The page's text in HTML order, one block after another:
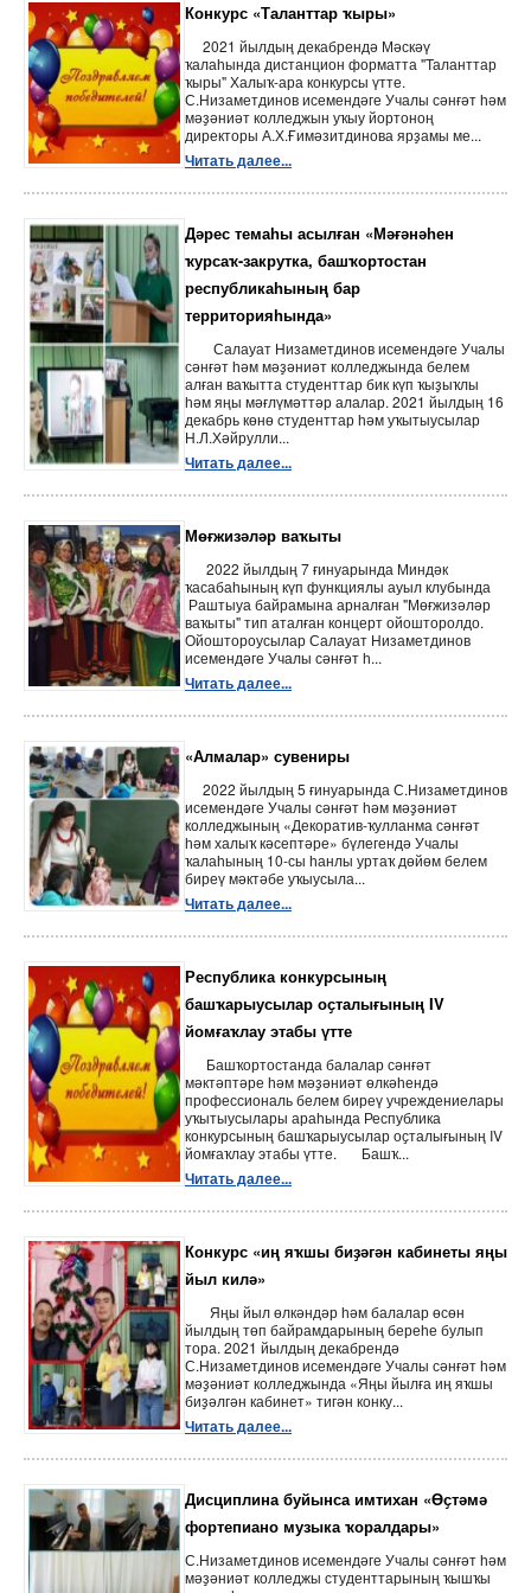
Конкурс «Таланттар ҡыры»
2021 йылдың декабрендә Мәскәү
ҡалаһында дистанцион форматта "Таланттар
ҡыры" Халыҡ-ара конкурсы үтте.
С.Низаметдинов исемендәге Учалы сәнғәт һәм
мәҙәниәт колледжын уҡыу йортоноң
директоры А.Х.Ғимәзитдинова ярҙамы ме...
Читать далее...
Дәрес темаһы асылған «Мәғәнәһен
ҡурсаҡ-закрутка, башҡортостан
республикаһының бар
территорияһында»
Салауат Низаметдинов исемендәге Учалы
сәнғәт һәм мәҙәниәт колледжында белем
алған ваҡытта студенттар бик күп ҡыҙыҡлы
һәм яңы мәғлүмәттәр алалар. 2021 йылдың 16
декабрь көнө студенттар һәм уҡытыусылар
Н.Л.Хәйрулли...
Читать далее...
Мөғжизәләр ваҡыты
2022 йылдың 7 ғинуарында Миндәк
ҡасабаһының күп функциялы ауыл клубында
Раштыуа байрамына арналған "Мөғжизәләр
ваҡыты" тип аталған концерт ойошторолдо.
Ойоштороусылар Салауат Низаметдинов
исемендәге Учалы сәнғәт һ...
Читать далее...
«Алмалар» сувениры
2022 йылдың 5 ғинуарында С.Низаметдинов
исемендәге Учалы сәнғәт һәм мәҙәниәт
колледжының «Декоратив-ҡулланма сәнғәт
һәм халыҡ кәсептәре» бүлегендә Учалы
ҡалаһының 10-сы һанлы уртаҡ дөйөм белем
биреү мәктәбе уҡыусыла...
Читать далее...
Республика конкурсының
башҡарыусылар оҫталығының IV
йомғаҡлау этабы үтте
Башҡортостанда балалар сәнғәт
мәктәптәре һәм мәҙәниәт өлкәһендә
профессиональ белем биреү учреждениелары
уҡытыусылары араһында Республика
конкурсының башҡарыусылар оҫталығының IV
йомғаҡлау этабы үтте. Башҡ...
Читать далее...
Конкурс «иң яҡшы биҙәгән кабинеты яңы
йыл килә»
Яңы йыл өлкәндәр һәм балалар өсөн
йылдың төп байрамдарының береһе булып
тора. 2021 йылдың декабрендә
С.Низаметдинов исемендәге Учалы сәнғәт һәм
мәҙәниәт колледжында «Яңы йылға иң яҡшы
биҙәлгән кабинет» тигән конку...
Читать далее...
Дисциплина буйынса имтихан «Өҫтәмә
фортепиано музыка ҡоралдары»
С.Низаметдинов исемендәге Учалы сәнғәт һәм
мәҙәниәт колледжы студенттарының ҡышҡы